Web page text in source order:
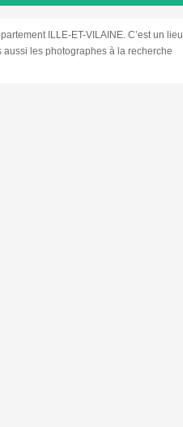
ILLE-ET-VILAINE. C’est un lieu
aussi les photographes à la recherche